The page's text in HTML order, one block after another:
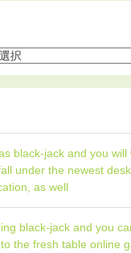
black-jack and you will
under the newest
as well
black-jack and you
the fresh table online